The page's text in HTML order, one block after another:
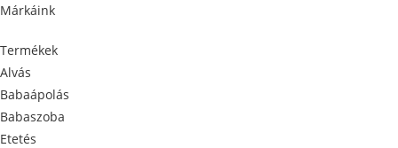
Márkáink
Termékek
Alvás
Babaápolás
Babaszoba
Etetés